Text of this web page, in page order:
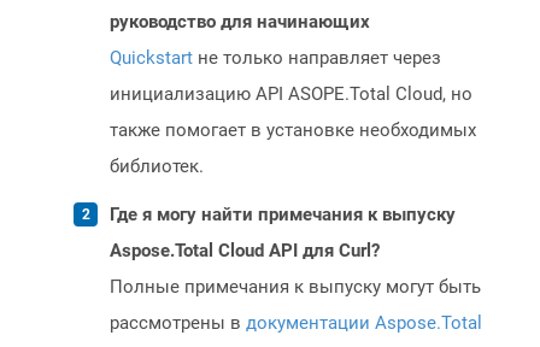
руководство для начинающих
Quickstart не только направляет через
инициализацию API ASOPE.Total Cloud, но
также помогает в установке необходимых
библиотек.
Где я могу найти примечания к выпуску
Aspose.Total Cloud API для Curl?
Полные примечания к выпуску могут быть
рассмотрены в документации Aspose.Total